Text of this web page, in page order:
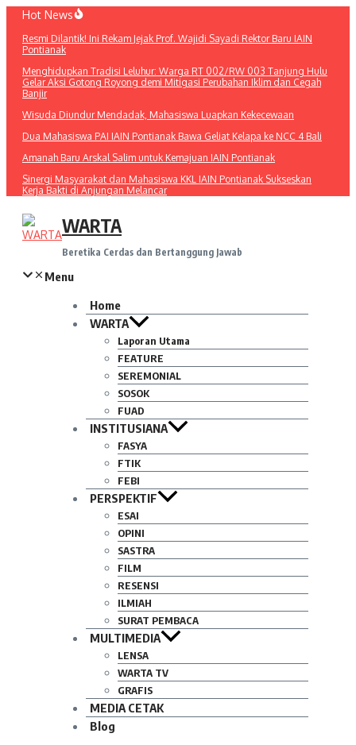
Lewati
konten
Hot News
Resmi Dilantik! Ini Rekam Jejak Prof. Wajidi Sayadi Rektor Baru IAIN
Pontianak
Menghidupkan Tradisi Leluhur: Warga RT 002/RW 003 Tanjung Hulu
Gelar Aksi Gotong Royong demi Mitigasi Perubahan Iklim dan Cegah
Banjir
Wisuda Diundur Mendadak, Mahasiswa Luapkan Kekecewaan
Dua Mahasiswa PAI IAIN Pontianak Bawa Geliat Kelapa ke NCC 4 Bali
Amanah Baru Arskal Salim untuk Kemajuan IAIN Pontianak
Sinergi Masyarakat dan Mahasiswa KKL IAIN Pontianak Sukseskan
Kerja Bakti di Anjungan Melancar
WARTA
Beretika Cerdas dan Bertanggung Jawab
Menu
Home
WARTA
Laporan Utama
FEATURE
SEREMONIAL
SOSOK
FUAD
INSTITUSIANA
FASYA
FTIK
FEBI
PERSPEKTIF
ESAI
OPINI
SASTRA
FILM
RESENSI
ILMIAH
SURAT PEMBACA
MULTIMEDIA
LENSA
WARTA TV
GRAFIS
MEDIA CETAK
Blog